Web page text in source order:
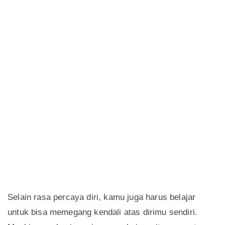
Selain rasa percaya diri, kamu juga harus belajar
untuk bisa memegang kendali atas dirimu sendiri.